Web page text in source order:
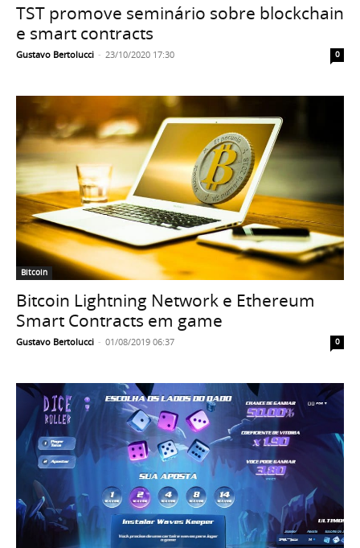
TST promove seminário sobre blockchain
e smart contracts
Gustavo Bertolucci - 23/10/2020 17:30 0
Bitcoin
Bitcoin Lightning Network e Ethereum
Smart Contracts em game
Gustavo Bertolucci - 01/08/2019 06:37 0